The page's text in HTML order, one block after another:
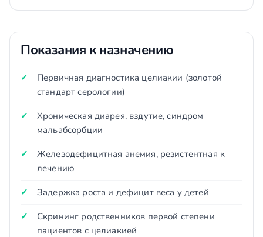
Показания к назначению
Первичная диагностика целиакии (золотой
стандарт серологии)
Хроническая диарея, вздутие, синдром
мальабсорбции
Железодефицитная анемия, резистентная к
лечению
Задержка роста и дефицит веса у детей
Скрининг родственников первой степени
пациентов с целиакией